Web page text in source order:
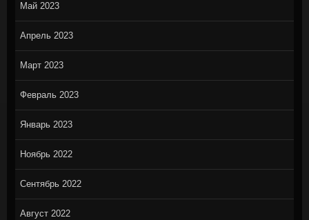
Май 2023
Апрель 2023
Март 2023
Февраль 2023
Январь 2023
Ноябрь 2022
Сентябрь 2022
Август 2022